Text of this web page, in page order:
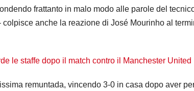
frattanto in malo modo alle parole del
colpisce anche la reazione di José Mourinho al
le staffe dopo il match contro il Manchester United
remuntada, vincendo 3-0 in casa dopo aver